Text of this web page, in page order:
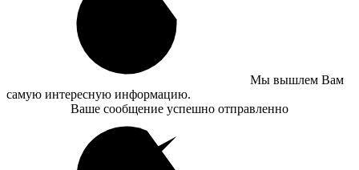
Мы вышлем Вам
самую интересную информацию.
Ваше сообщение успешно отправленно